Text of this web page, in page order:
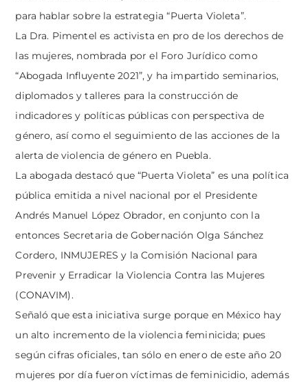
para hablar sobre la estrategia “Puerta Violeta”.
La Dra. Pimentel es activista en pro de los derechos de
las mujeres, nombrada por el Foro Jurídico como
“Abogada Influyente 2021”, y ha impartido seminarios,
diplomados y talleres para la construcción de
indicadores y políticas públicas con perspectiva de
género, así como el seguimiento de las acciones de la
alerta de violencia de género en Puebla.
La abogada destacó que “Puerta Violeta” es una política
pública emitida a nivel nacional por el Presidente
Andrés Manuel López Obrador, en conjunto con la
entonces Secretaria de Gobernación Olga Sánchez
Cordero, INMUJERES y la Comisión Nacional para
Prevenir y Erradicar la Violencia Contra las Mujeres
(CONAVIM).
Señaló que esta iniciativa surge porque en México hay
un alto incremento de la violencia feminicida; pues
según cifras oficiales, tan sólo en enero de este año 20
mujeres por día fueron víctimas de feminicidio, además